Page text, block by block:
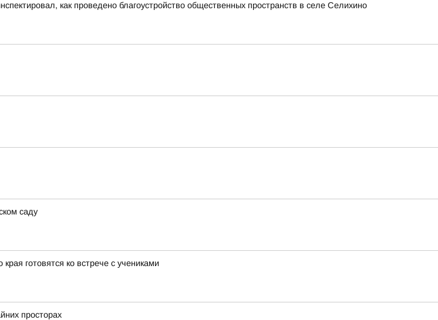
как проведено благоустройство общественных пространств в селе Селихино
саду
готовятся ко встрече с учениками
просторах